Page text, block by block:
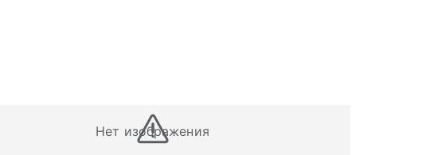
Нет изображения